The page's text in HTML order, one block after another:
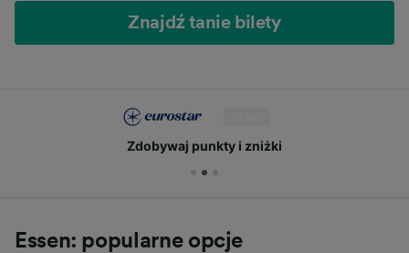
Znajdź tanie bilety
Zdobywaj punkty i zniżki
Essen: popularne opcje